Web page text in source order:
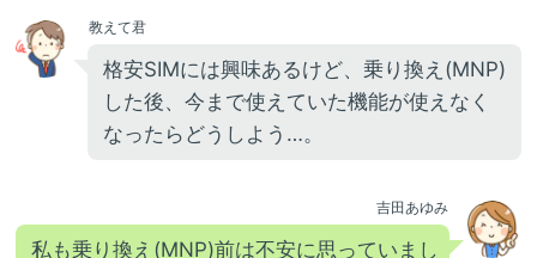
教えて君
格安SIMには興味あるけど、乗り換え(MNP)
した後、今まで使えていた機能が使えなく
なったらどうしよう…。
吉田あゆみ
私も乗り換え(MNP)前は不安に思っていまし